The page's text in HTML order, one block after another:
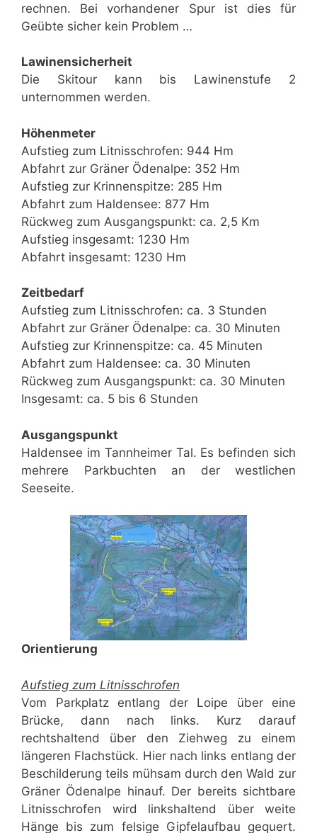
rechnen. Bei vorhandener Spur ist dies für
Geübte sicher kein Problem …
Lawinensicherheit
Die Skitour kann bis Lawinenstufe 2
unternommen werden.
Höhenmeter
Aufstieg zum Litnisschrofen: 944 Hm
Abfahrt zur Gräner Ödenalpe: 352 Hm
Aufstieg zur Krinnenspitze: 285 Hm
Abfahrt zum Haldensee: 877 Hm
Rückweg zum Ausgangspunkt: ca. 2,5 Km
Aufstieg insgesamt: 1230 Hm
Abfahrt insgesamt: 1230 Hm
Zeitbedarf
Aufstieg zum Litnisschrofen: ca. 3 Stunden
Abfahrt zur Gräner Ödenalpe: ca. 30 Minuten
Aufstieg zur Krinnenspitze: ca. 45 Minuten
Abfahrt zum Haldensee: ca. 30 Minuten
Rückweg zum Ausgangspunkt: ca. 30 Minuten
Insgesamt: ca. 5 bis 6 Stunden
Ausgangspunkt
Haldensee im Tannheimer Tal. Es befinden sich
mehrere Parkbuchten an der westlichen
Seeseite.
Orientierung
Aufstieg zum Litnisschrofen
Vom Parkplatz entlang der Loipe über eine
Brücke, dann nach links. Kurz darauf
rechtshaltend über den Ziehweg zu einem
längeren Flachstück. Hier nach links entlang der
Beschilderung teils mühsam durch den Wald zur
Gräner Ödenalpe hinauf. Der bereits sichtbare
Litnisschrofen wird linkshaltend über weite
Hänge bis zum felsige Gipfelaufbau gequert.